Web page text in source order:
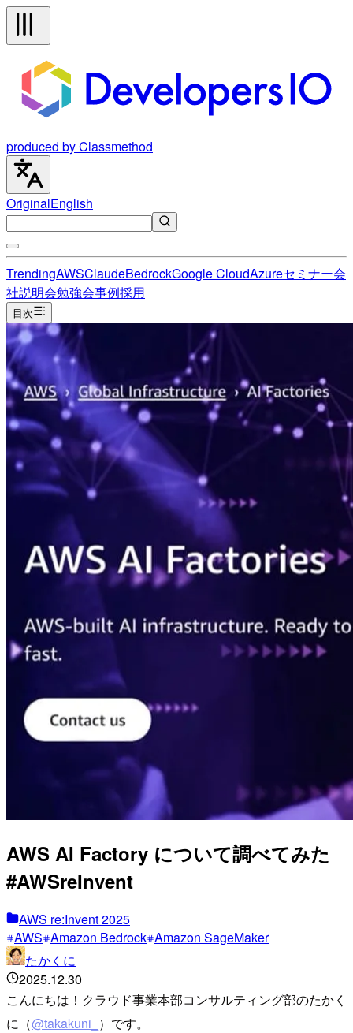
produced by Classmethod
OriginalEnglish
TrendingAWSClaudeBedrockGoogle CloudAzureセミナー会
社説明会勉強会事例採用
目次
AWS AI Factory について調べてみた
#AWSreInvent
AWS re:Invent 2025
AWS Amazon Bedrock Amazon SageMaker
たかくに
2025.12.30
こんにちは！クラウド事業本部コンサルティング部のたかく
に（@takakuni_ ）です。